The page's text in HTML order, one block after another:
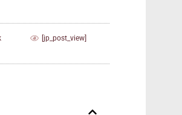
[jp_post_view]